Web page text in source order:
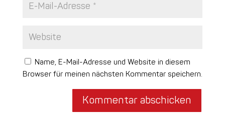
Name, E-Mail-Adresse und Website in diesem
Browser für meinen nächsten Kommentar speichern.
Kommentar abschicken